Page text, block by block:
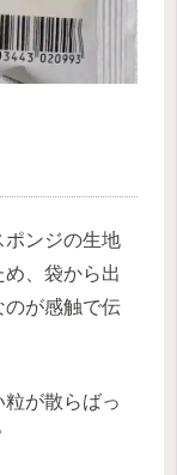
ポンジの生地
、袋から出
のが感触で伝
が散らばっ